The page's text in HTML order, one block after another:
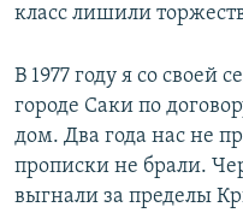
класс лишили
В 1977 году я со своей
городе Саки по
дом. Два года нас не
прописки не брали.
выгнали за пределы